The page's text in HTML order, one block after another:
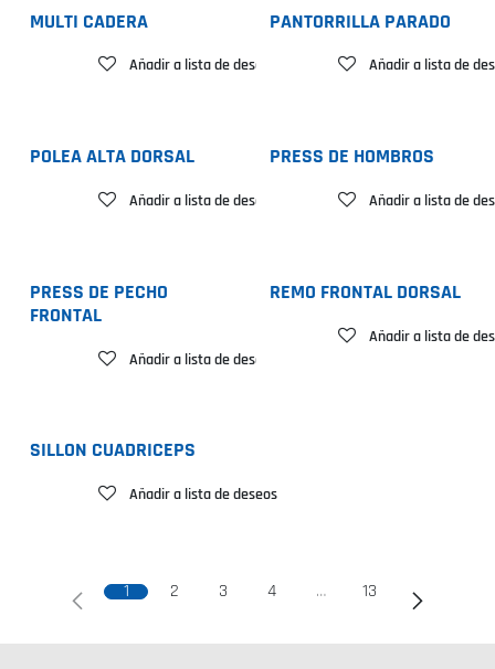
MULTI CADERA
Añadir a lista de deseos
PANTORRILLA PARADO
Añadir a lista de
POLEA ALTA DORSAL
Añadir a lista de deseos
PRESS DE HOMBROS
Añadir a lista de
PRESS DE PECHO
FRONTAL
Añadir a lista de deseos
REMO FRONTAL DORSAL
Añadir a lista de
SILLON CUADRICEPS
Añadir a lista de deseos
1 2 3 4 … 13